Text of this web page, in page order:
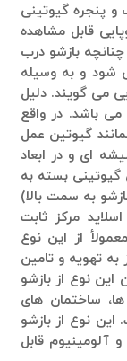
و پنجره گیوتینی
قابل مشاهده
بازشو درب
شود و به وسیله
می گویند. دلیل
می باشد. در واقع
گیوتین عمل
ای و در ابعاد
بسته به
به سمت بالا)
مرکز ثابت
از این نوع
به تهویه و تامین
این نوع از بازشو
ساختمان های
نوع از بازشو
قابل